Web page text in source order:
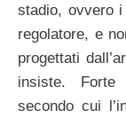
stadio, ovvero
regolatore, e
progettati
insiste. Forte
secondo cui